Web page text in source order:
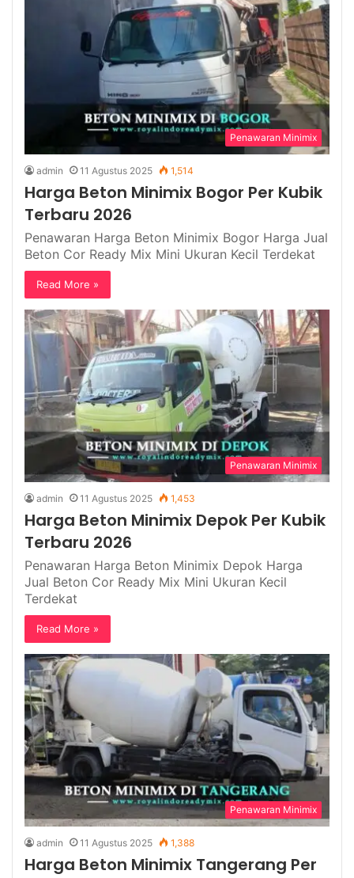
Penawaran Minimix
admin 11 Agustus 2025 1,514
Harga Beton Minimix Bogor Per Kubik
Terbaru 2026
Penawaran Harga Beton Minimix Bogor Harga Jual
Beton Cor Ready Mix Mini Ukuran Kecil Terdekat
Read More »
Penawaran Minimix
admin 11 Agustus 2025 1,453
Harga Beton Minimix Depok Per Kubik
Terbaru 2026
Penawaran Harga Beton Minimix Depok Harga
Jual Beton Cor Ready Mix Mini Ukuran Kecil
Terdekat
Read More »
Penawaran Minimix
admin 11 Agustus 2025 1,388
Harga Beton Minimix Tangerang Per